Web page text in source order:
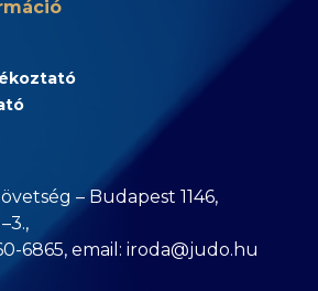
– Budapest 1146,
6865, email: iroda@judo.hu